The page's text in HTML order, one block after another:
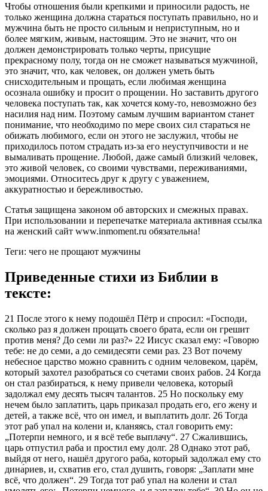
Чтобы отношения были крепкими и приносили радость, не
только женщина должна стараться поступать правильно, но и
мужчина быть не просто сильным и неприступным, но и
более мягким, живым, настоящим. Это не значит, что он
должен демонстрировать только черты, присущие
прекрасному полу, тогда он не сможет называться мужчиной,
это значит, что, как человек, он должен уметь быть
снисходительным и прощать, если любимая женщина
осознала ошибку и просит о прощении. Но заставить другого
человека поступать так, как хочется кому-то, невозможно без
насилия над ним. Поэтому самым лучшим вариантом станет
понимание, что необходимо по мере своих сил стараться не
обижать любимого, если он этого не заслужил, чтобы не
приходилось потом страдать из-за его неуступчивости и не
вымаливать прощение. Любой, даже самый близкий человек,
это живой человек, со своими чувствами, переживаниями,
эмоциями. Относитесь друг к другу с уважением,
аккуратностью и бережливостью.
Статья защищена законом об авторских и смежных правах.
При использовании и перепечатке материала активная ссылка
на женский сайт www.inmoment.ru обязательна!
Теги: чего не прощают мужчины
Приведенные стихи из Библии в
тексте:
21 После этого к нему подошёл Пётр и спросил: «Господи,
сколько раз я должен прощать своего брата, если он грешит
против меня? До семи ли раз?» 22 Иисус сказал ему: «Говорю
тебе: не до семи, а до семидесяти семи раз. 23 Вот почему
небесное царство можно сравнить с одним человеком, царём,
который захотел разобраться со счетами своих рабов. 24 Когда
он стал разбираться, к нему привели человека, который
задолжал ему десять тысяч талантов. 25 Но поскольку ему
нечем было заплатить, царь приказал продать его, его жену и
детей, а также всё, что он имел, и выплатить долг. 26 Тогда
этот раб упал на колени и, кланяясь, стал говорить ему:
„Потерпи немного, и я всё тебе выплачу“. 27 Сжалившись,
царь отпустил раба и простил ему долг. 28 Однако этот раб,
выйдя от него, нашёл другого раба, который задолжал ему сто
дина́риев, и, схватив его, стал душить, говоря: „Заплати мне
всё, что должен“. 29 Тогда тот раб упал на колени и стал